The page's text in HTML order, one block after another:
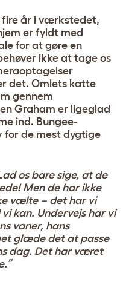
fire år i værkstedet,
er fyldt med
for at gøre en
ikke at tage os
det. Omlets katte
gennem
Graham er ligeglad
ind. Bungee-
for de mest dygtige
os bare sige, at de
Men de har ikke
vælte – det har vi
kan. Undervejs har vi
vaner, hans
glæde det at passe
dag. Det har været